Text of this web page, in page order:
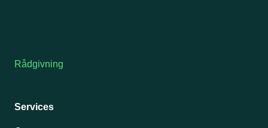
Rådgivning
Services